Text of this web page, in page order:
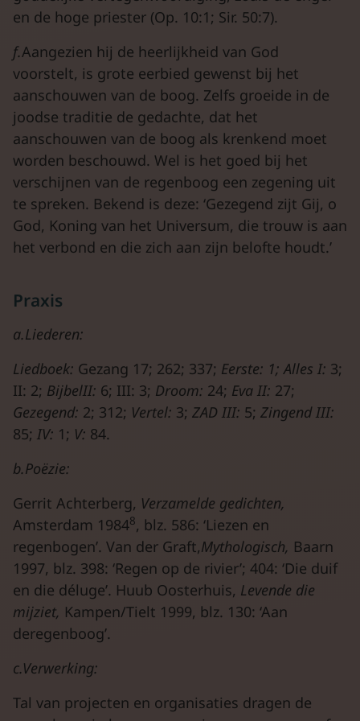
en de hoge priester (Op. 10:1; Sir. 50:7).
f.Aangezien hij de heerlijkheid van God
voorstelt, is grote eerbied gewenst bij het
aanschouwen van de boog. Zelfs groeide in de
joodse traditie de gedachte, dat het
aanschouwen van de boog als krenkend moet
worden beschouwd. Wel is het goed bij het
verschijnen van de regenboog een zegening uit
te spreken. Bekend is deze: ‘Gezegend zijt Gij, o
God, Koning van het Universum, die trouw is aan
het verbond en die zich aan zijn belofte houdt.’
Praxis
a.Liederen:
Liedboek: Gezang 17; 262; 337; Eerste: 1; Alles I: 3;
II: 2; BijbelII: 6; III: 3; Droom: 24; Eva II: 27;
Gezegend: 2; 312; Vertel: 3; ZAD III: 5; Zingend III:
85; IV: 1; V: 84.
b.Poëzie:
Gerrit Achterberg, Verzamelde gedichten,
Amsterdam 19848, blz. 586: ‘Liezen en
regenbogen’. Van der Graft,Mythologisch, Baarn
1997, blz. 398: ‘Regen op de rivier’; 404: ‘Die duif
en die déluge’. Huub Oosterhuis, Levende die
mijziet, Kampen/Tielt 1999, blz. 130: ‘Aan
deregenboog’.
c.Verwerking:
Tal van projecten en organisaties dragen de